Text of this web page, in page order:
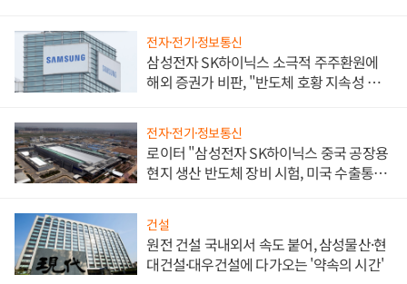
전자·전기·정보통신
삼성전자 SK하이닉스 소극적 주주환원에
해외 증권가 비판, "반도체 호황 지속성 의
전자·전기·정보통신
로이터 "삼성전자 SK하이닉스 중국 공장용
현지 생산 반도체 장비 시험, 미국 수출통제
건설
원전 건설 국내외서 속도 붙어, 삼성물산·현
대건설·대우건설에 다가오는 '약속의 시간'